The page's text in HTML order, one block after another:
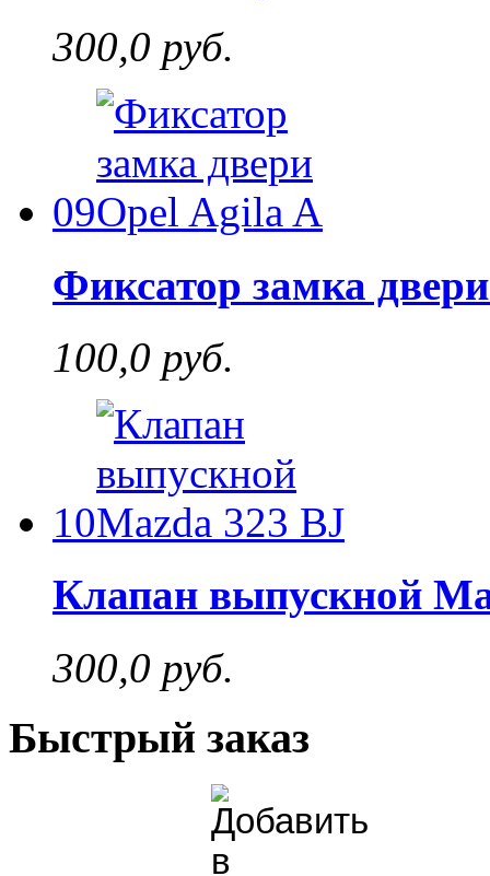
300,0 руб.
09
Фиксатор замка
100,0 руб.
10
Клапан выпускной
300,0 руб.
Быстрый заказ